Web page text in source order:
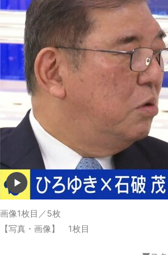
画像1枚目／5枚
【写真・画像】 1枚目